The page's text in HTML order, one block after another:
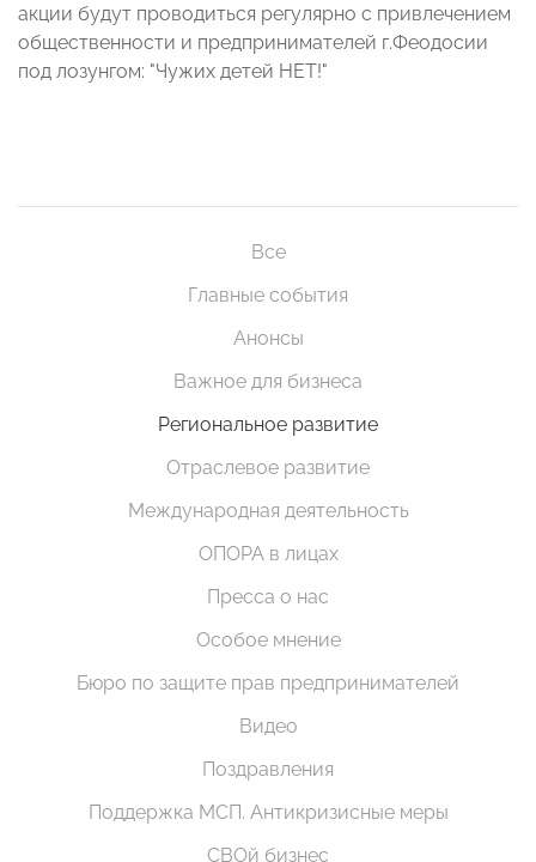
акции будут проводиться регулярно с привлечением
общественности и предпринимателей г.Феодосии
под лозунгом: "Чужих детей НЕТ!"
Все
Главные события
Анонсы
Важное для бизнеса
Региональное развитие
Отраслевое развитие
Международная деятельность
ОПОРА в лицах
Пресса о нас
Особое мнение
Бюро по защите прав предпринимателей
Видео
Поздравления
Поддержка МСП. Антикризисные меры
СВОй бизнес